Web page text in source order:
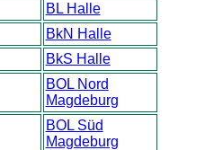
BL Halle
BkN Halle
BkS Halle
BOL Nord
Magdeburg
BOL Süd
Magdeburg